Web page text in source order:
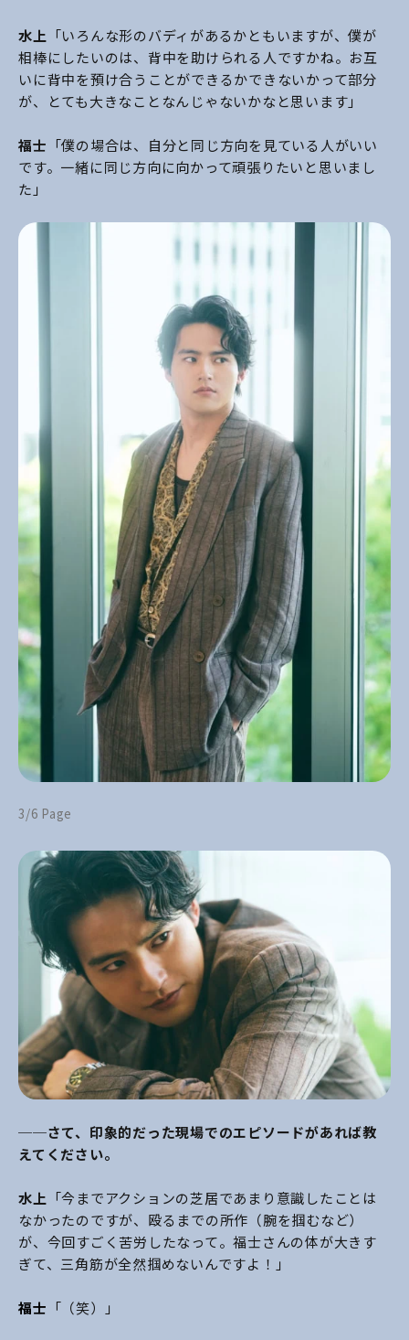
水上 「いろんな形のバディがあるかともいますが、僕が
相棒にしたいのは、背中を助けられる人ですかね。お互
いに背中を預け合うことができるかできないかって部分
が、とても大きなことなんじゃないかなと思います」
福士 「僕の場合は、自分と同じ方向を見ている人がいい
です。一緒に同じ方向に向かって頑張りたいと思いまし
た」
3/6 Page
──さて、印象的だった現場でのエピソードがあれば教
えてください。
水上 「今までアクションの芝居であまり意識したことは
なかったのですが、殴るまでの所作（腕を掴むなど）
が、今回すごく苦労したなって。福士さんの体が大きす
ぎて、三角筋が全然掴めないんですよ！」
福士 「（笑）」